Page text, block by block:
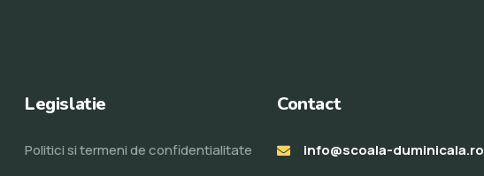
Legislatie
Politici si termeni de confidentialitate
Contact
info@scoala-duminicala.ro